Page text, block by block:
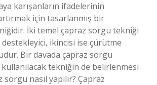
karışanların ifadelerinin
için tasarlanmış bir
İki temel çapraz sorgu tekniği
destekleyici, ikincisi ise çürütme
Bir davada çapraz sorgu
kullanılacak tekniğin de belirlenmesi
nasıl yapılır? Çapraz